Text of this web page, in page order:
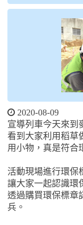
2020-08-09
宣導列車今天來到
看到大家利用稻草
用小物，真是符合
活動現場進行環保
讓大家一起認識環
透過購買環保標章
兵。